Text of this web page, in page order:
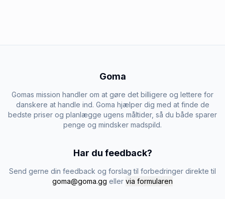
Goma
Gomas mission handler om at gøre det billigere og lettere for
danskere at handle ind. Goma hjælper dig med at finde de
bedste priser og planlægge ugens måltider, så du både sparer
penge og mindsker madspild.
Har du feedback?
Send gerne din feedback og forslag til forbedringer direkte til
goma@goma.gg eller via formularen